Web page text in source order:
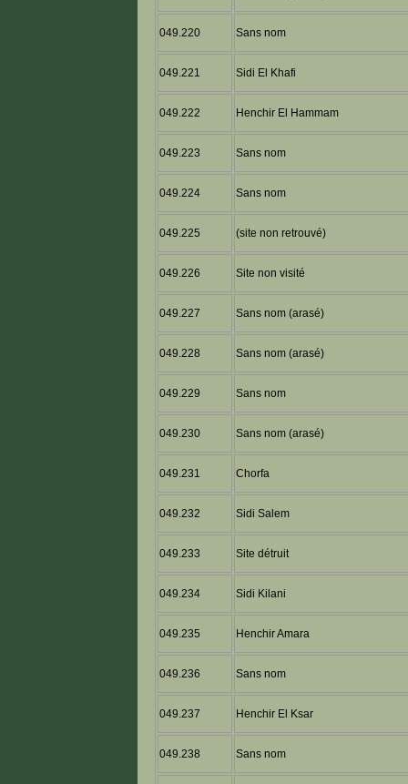
049.220 Sans nom
049.221 Sidi El Khafi
049.222 Henchir El Hammam
049.223 Sans nom
049.224 Sans nom
049.225 (site non retrouvé)
049.226 Site non visité
049.227 Sans nom (arasé)
049.228 Sans nom (arasé)
049.229 Sans nom
049.230 Sans nom (arasé)
049.231 Chorfa
049.232 Sidi Salem
049.233 Site détruit
049.234 Sidi Kilani
049.235 Henchir Amara
049.236 Sans nom
049.237 Henchir El Ksar
049.238 Sans nom